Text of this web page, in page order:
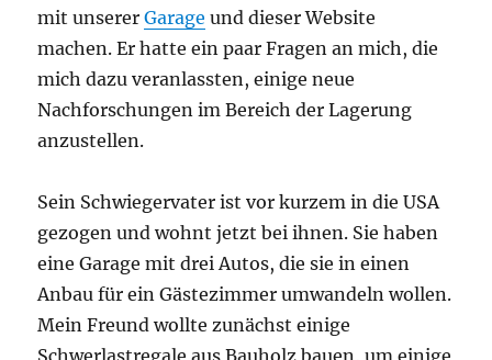
mit unsererGarage und dieser Website
machen. Er hatte ein paar Fragen an mich, die
mich dazu veranlassten, einige neue
Nachforschungen im Bereich der Lagerung
anzustellen.
Sein Schwiegervater ist vor kurzem in die USA
gezogen und wohnt jetzt bei ihnen. Sie haben
eine Garage mit drei Autos, die sie in einen
Anbau für ein Gästezimmer umwandeln wollen.
Mein Freund wollte zunächst einige